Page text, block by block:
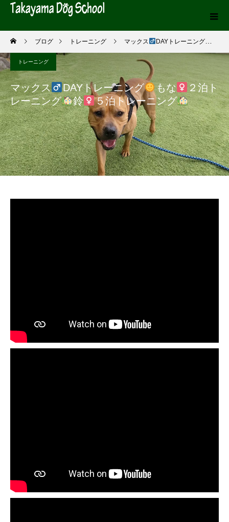
ブログ トレーニング マックス DAYトレーニング
トレーニング
マックス DAYトレーニング もな
２泊ト
レーニング
鈴 ５泊トレーニング